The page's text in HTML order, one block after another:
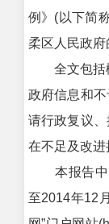
例》(以下简
柔区人民政府
全文包括概
政府信息和
请行政复议
在不足及改进
本报告中
至2014年12